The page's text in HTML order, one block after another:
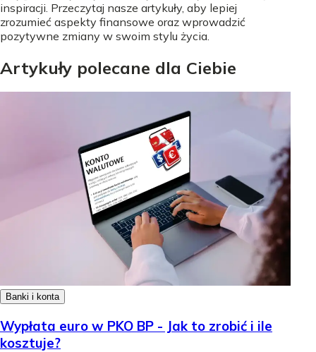
inspiracji. Przeczytaj nasze artykuły, aby lepiej
zrozumieć aspekty finansowe oraz wprowadzić
pozytywne zmiany w swoim stylu życia.
Artykuły polecane dla Ciebie
Banki i konta
Wypłata euro w PKO BP - Jak to zrobić i ile
kosztuje?